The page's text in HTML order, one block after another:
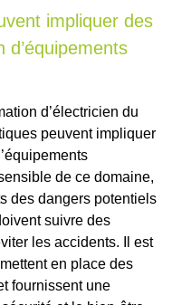
impliquer des
d’équipements
d’électricien du
peuvent impliquer
de ce domaine,
des dangers potentiels
suivre des
les accidents. Il est
en place des
fournissent une